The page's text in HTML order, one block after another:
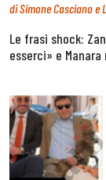
diSimone Casciano e
Le frasi shock:
esserci» e